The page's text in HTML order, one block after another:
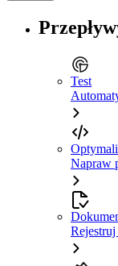
Test
Napraw
Rejestruj